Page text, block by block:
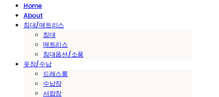
Home
About
침대/매트리스
침대
매트리스
침대옵션/소품
옷장/수납
드레스룸
수납장
서랍장